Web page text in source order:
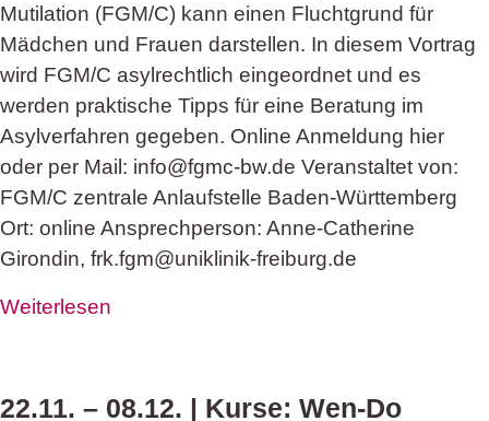
Mutilation (FGM/C) kann einen Fluchtgrund für
Mädchen und Frauen darstellen. In diesem Vortrag
wird FGM/C asylrechtlich eingeordnet und es
werden praktische Tipps für eine Beratung im
Asylverfahren gegeben. Online Anmeldung hier
oder per Mail: info@fgmc-bw.de Veranstaltet von:
FGM/C zentrale Anlaufstelle Baden-Württemberg
Ort: online Ansprechperson: Anne-Catherine
Girondin, frk.fgm@uniklinik-freiburg.de
Weiterlesen
22.11. – 08.12. | Kurse: Wen-Do